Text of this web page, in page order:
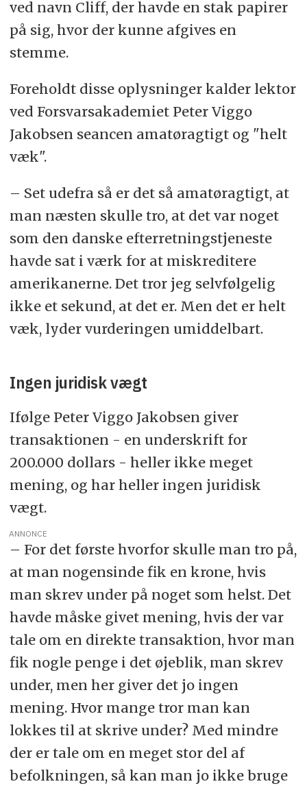
ved navn Cliff, der havde en stak papirer
på sig, hvor der kunne afgives en
stemme.
Foreholdt disse oplysninger kalder lektor
ved Forsvarsakademiet Peter Viggo
Jakobsen seancen amatøragtigt og "helt
væk".
– Set udefra så er det så amatøragtigt, at
man næsten skulle tro, at det var noget
som den danske efterretningstjeneste
havde sat i værk for at miskreditere
amerikanerne. Det tror jeg selvfølgelig
ikke et sekund, at det er. Men det er helt
væk, lyder vurderingen umiddelbart.
Ingen juridisk vægt
Ifølge Peter Viggo Jakobsen giver
transaktionen - en underskrift for
200.000 dollars - heller ikke meget
mening, og har heller ingen juridisk
vægt.
ANNONCE
– For det første hvorfor skulle man tro på,
at man nogensinde fik en krone, hvis
man skrev under på noget som helst. Det
havde måske givet mening, hvis der var
tale om en direkte transaktion, hvor man
fik nogle penge i det øjeblik, man skrev
under, men her giver det jo ingen
mening. Hvor mange tror man kan
lokkes til at skrive under? Med mindre
der er tale om en meget stor del af
befolkningen, så kan man jo ikke bruge